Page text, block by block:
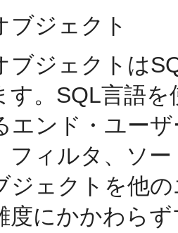
ブジェクト
ブジェクトは
す。SQL言語
エンド・ユー
フィルタ、ソ
ジェクトを他
度にかかわら